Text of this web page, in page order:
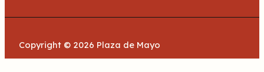
Copyright © 2026 Plaza de Mayo